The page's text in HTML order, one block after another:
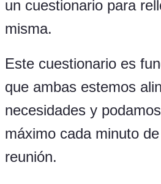
un cuestionario para
misma.
Este cuestionario es
que ambas estemos
necesidades y
máximo cada minuto
reunión.